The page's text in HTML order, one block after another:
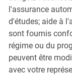
l'assurance
d'études; aide à
sont fournis
régime ou du
peuvent être
avec votre